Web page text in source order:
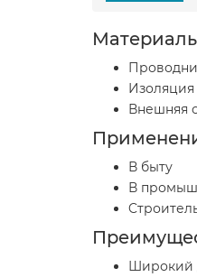
Внешняя
В быту
В
Широкий